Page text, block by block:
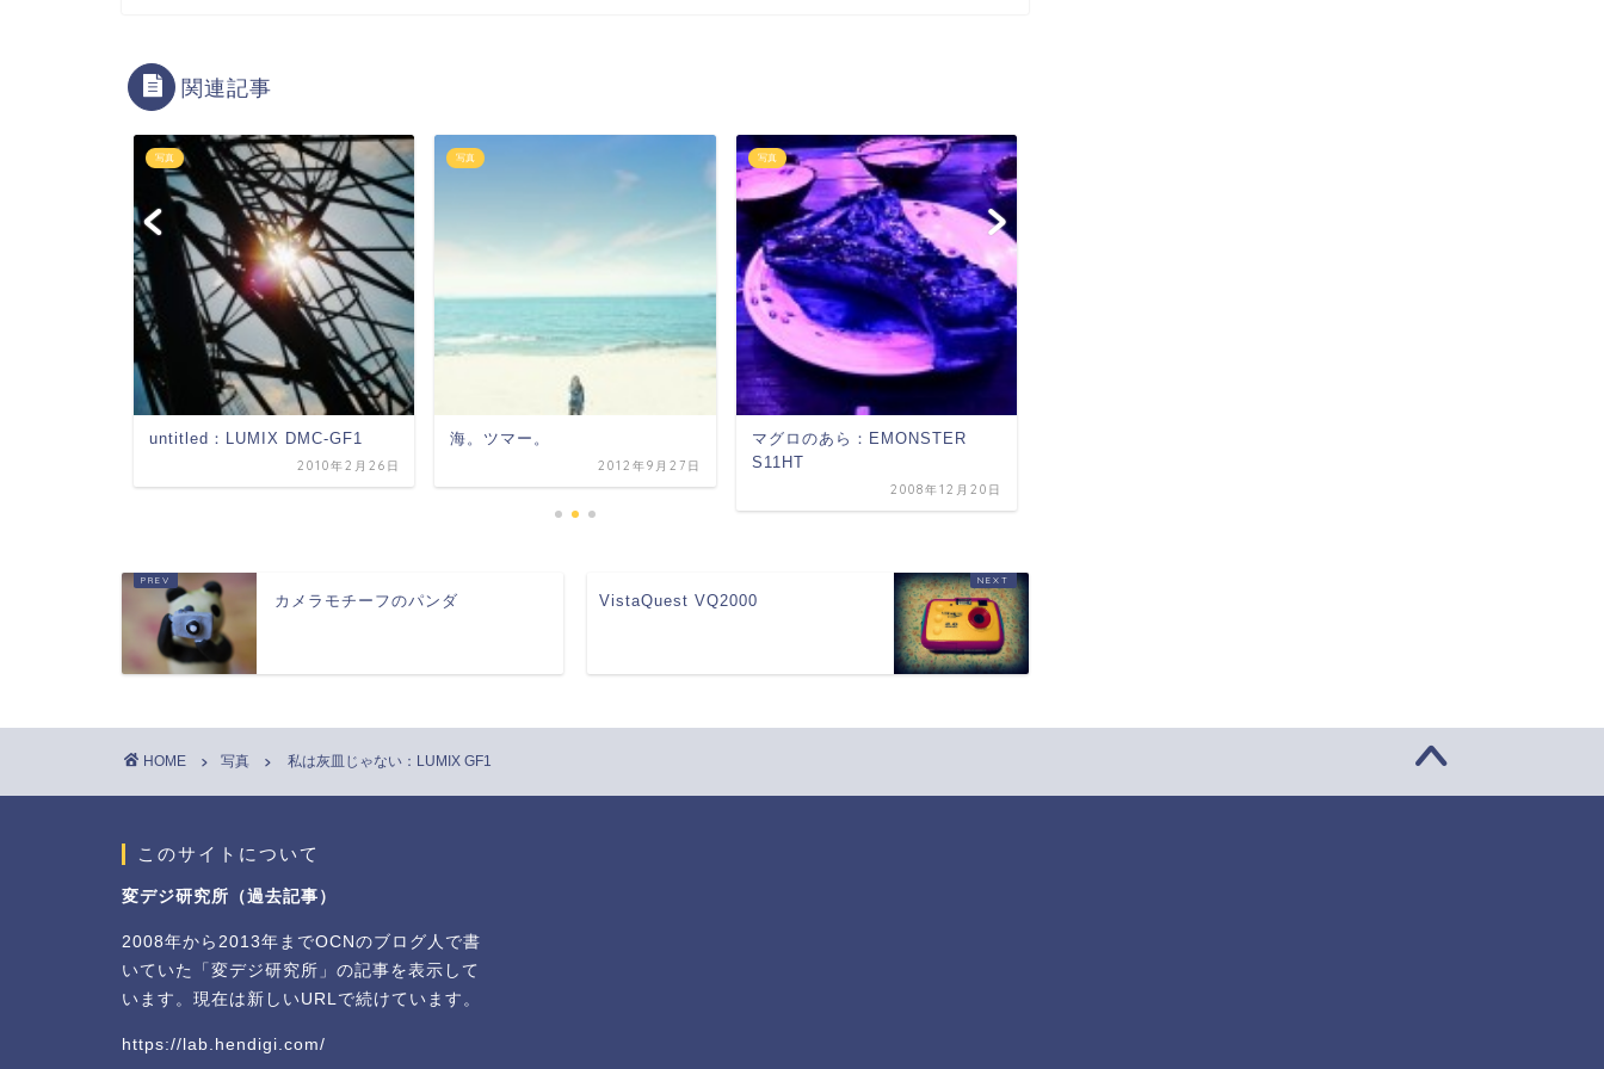
関連記事
写真
untitled：LUMIX DMC-GF1
2010年2月26日
写真
海。ツマー。
2012年9月27日
写真
マグロのあら：EMONSTER
S11HT
2008年12月20日
カメラモチーフのパンダ VistaQuest VQ2000
HOME 写真 私は灰皿じゃない：LUMIX GF1
このサイトについて
変デジ研究所（過去記事）
2008年から2013年までOCNのブログ人で書
いていた「変デジ研究所」の記事を表示して
います。現在は新しいURLで続けています。
https://lab.hendigi.com/